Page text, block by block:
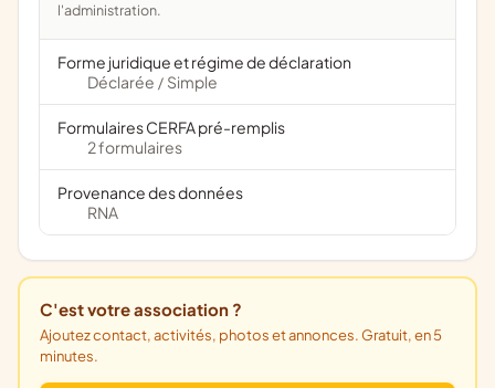
l'administration.
Forme juridique et régime de déclaration
Déclarée / Simple
Formulaires CERFA pré-remplis
2 formulaires
Provenance des données
RNA
C'est votre association ?
Ajoutez contact, activités, photos et annonces. Gratuit, en 5
minutes.